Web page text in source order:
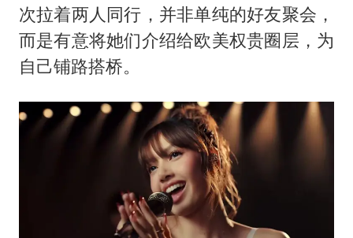
次拉着两人同行，并非单纯的好友聚会，
而是有意将她们介绍给欧美权贵圈层，为
自己铺路搭桥。